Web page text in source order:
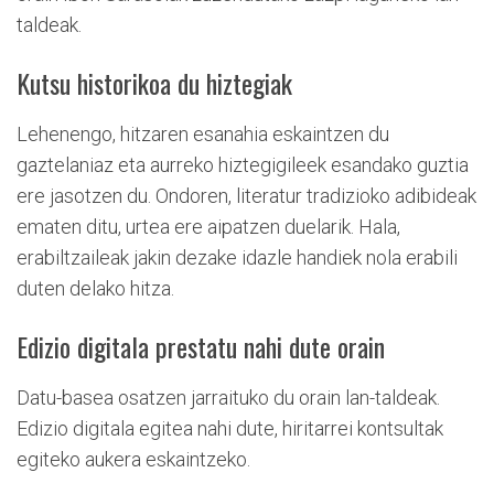
taldeak.
Kutsu historikoa du hiztegiak
Lehenengo, hitzaren esanahia eskaintzen du
gaztelaniaz eta aurreko hiztegigileek esandako guztia
ere jasotzen du. Ondoren, literatur tradizioko adibideak
ematen ditu, urtea ere aipatzen duelarik. Hala,
erabiltzaileak jakin dezake idazle handiek nola erabili
duten delako hitza.
Edizio digitala prestatu nahi dute orain
Datu-basea osatzen jarraituko du orain lan-taldeak.
Edizio digitala egitea nahi dute, hiritarrei kontsultak
egiteko aukera eskaintzeko.